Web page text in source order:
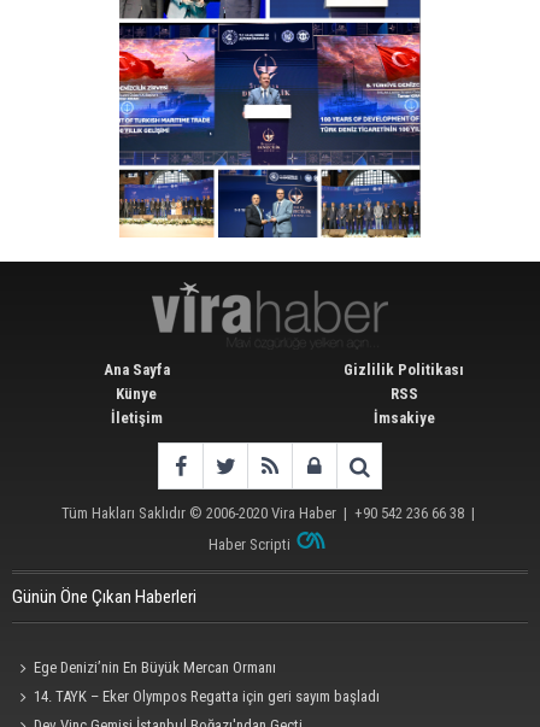
Ana Sayfa
Künye
İletişim
Gizlilik Politikası
RSS
İmsakiye
Tüm Hakları Saklıdır © 2006-2020 Vira Haber | +90 542 236 66 38 |
Haber Scripti
Günün Öne Çıkan Haberleri
Ege Denizi’nin En Büyük Mercan Ormanı
14. TAYK – Eker Olympos Regatta için geri sayım başladı